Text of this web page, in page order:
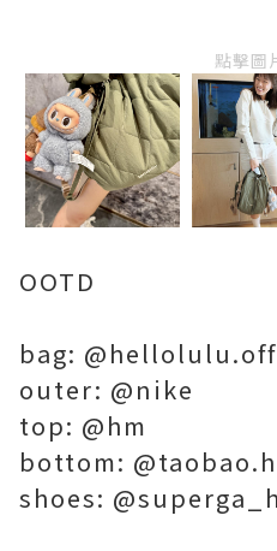
點擊圖
OOTD
bag:
outer: @nike
top: @hm
bottom:
shoes: